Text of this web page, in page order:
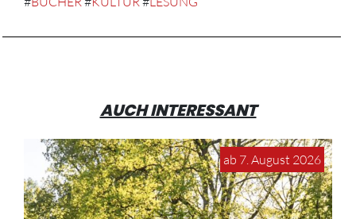
AUCH INTERESSANT
ab 7. August 2026